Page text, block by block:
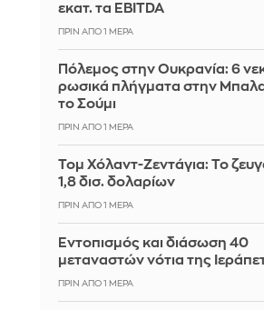
εκατ. τα EBITDA
ΠΡΙΝ ΑΠΌ 1 ΜΈΡΑ
Πόλεμος στην Ουκρανία: 6
ρωσικά πλήγματα στην
το Σούμι
ΠΡΙΝ ΑΠΌ 1 ΜΈΡΑ
Τομ Χόλαντ-Ζεντάγια: Το
1,8 δισ. δολαρίων
ΠΡΙΝ ΑΠΌ 1 ΜΈΡΑ
Εντοπισμός και διάσωση 40
μεταναστών νότια της
ΠΡΙΝ ΑΠΌ 1 ΜΈΡΑ